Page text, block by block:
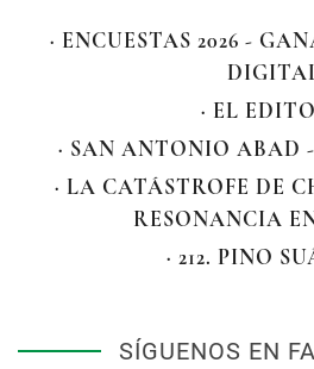
· ENCUESTAS 2026 -
· EL
· SAN ANTONIO ABAD
· LA CATÁSTROFE DE
RESONANCIA
· 212. PINO
SÍGUENOS EN